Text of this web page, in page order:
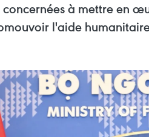
à mettre en
l'aide